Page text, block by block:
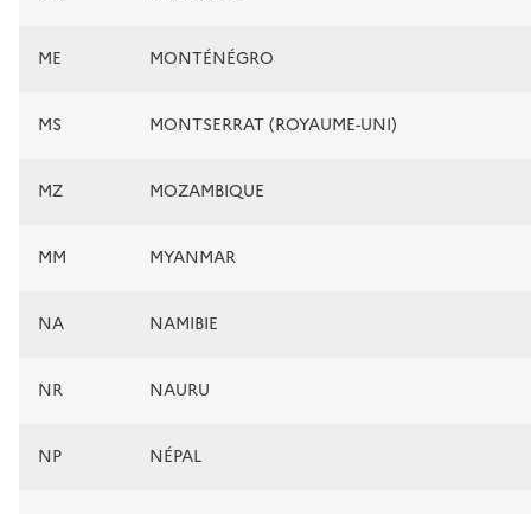
ME MONTÉNÉGRO
MS MONTSERRAT (ROYAUME-UNI)
MZ MOZAMBIQUE
MM MYANMAR
NA NAMIBIE
NR NAURU
NP NÉPAL